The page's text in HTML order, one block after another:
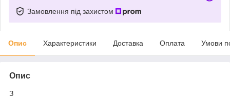
Замовлення під захистом
Опис Характеристики Доставка Оплата Умови
Опис
З